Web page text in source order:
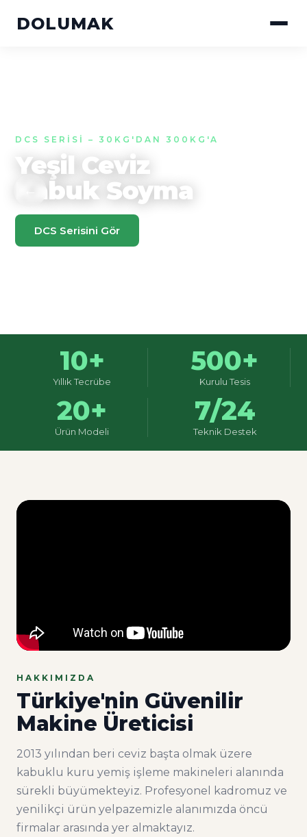
DOLUMAK
DCS SERISI – 30KG'DAN 300KG'A
Yeşil Ceviz
Kabuk Soyma
DCS Serisini Gör
10+
Yıllık Tecrübe
500+
Kurulu Tesis
20+
Ürün Modeli
7/24
Teknik Destek
HAKKIMIZDA
Türkiye'nin Güvenilir
Makine Üreticisi
2013 yılından beri ceviz başta olmak üzere
kabuklu kuru yemiş işleme makineleri alanında
sürekli büyümekteyiz. Profesyonel kadromuz ve
yenilikçi ürün yelpazemizle alanımızda öncü
firmalar arasında yer almaktayız.